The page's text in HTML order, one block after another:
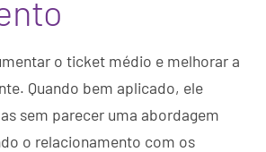
o ticket médio e melhorar a
Quando bem aplicado, ele
sem parecer uma abordagem
o relacionamento com os